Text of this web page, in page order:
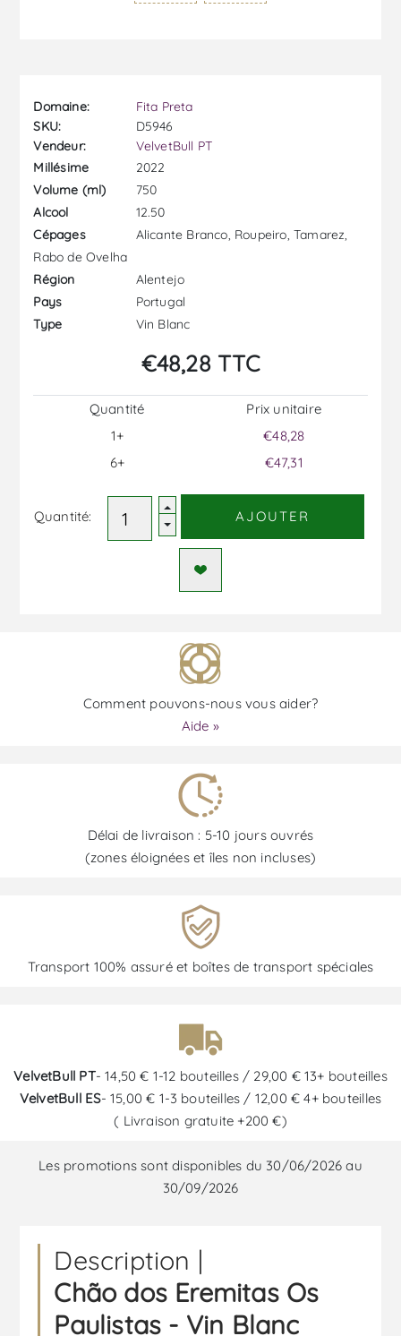
Domaine:
Fita Preta
SKU:
D5946
Vendeur:
VelvetBull PT
Millésime
2022
Volume (ml)
750
Alcool
12.50
Cépages
Alicante Branco, Roupeiro, Tamarez,
Rabo de Ovelha
Région
Alentejo
Pays
Portugal
Type
Vin Blanc
€48,28 TTC
Quantité
1+
6+
Prix ​​unitaire
€48,28
€47,31
Quantité: AJOUTER
Comment pouvons-nous vous aider?
Aide »
Délai de livraison : 5-10 jours ouvrés
(zones éloignées et îles non incluses)
Transport 100% assuré et boîtes de transport spéciales
VelvetBull PT- 14,50 € 1-12 bouteilles / 29,00 € 13+ bouteilles
VelvetBull ES- 15,00 € 1-3 bouteilles / 12,00 € 4+ bouteilles
( Livraison gratuite +200 €)
Les promotions sont disponibles du 30/06/2026 au
30/09/2026
Description |
Chão dos Eremitas Os
Paulistas - Vin Blanc